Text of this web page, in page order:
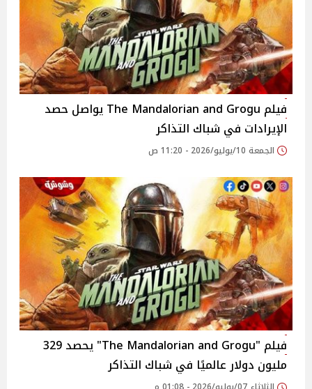
فيلم The Mandalorian and Grogu يواصل حصد
الإيرادات في شباك التذاكر
الجمعة 10/يوليو/2026 - 11:20 ص
فيلم "The Mandalorian and Grogu" يحصد 329
مليون دولار عالميًا في شباك التذاكر